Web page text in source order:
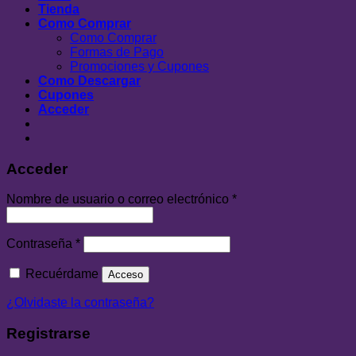
Tienda
Como Comprar
Como Comprar
Formas de Pago
Promociones y Cupones
Como Descargar
Cupones
Acceder
Acceder
Nombre de usuario o correo electrónico *
Contraseña *
Recuérdame Acceso
¿Olvidaste la contraseña?
Registrarse